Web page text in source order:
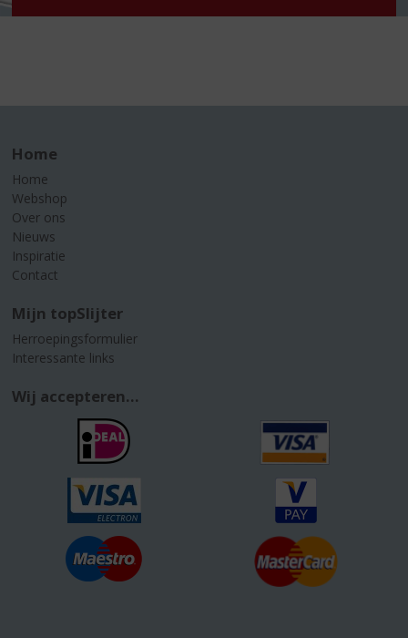
Home
Home
Webshop
Over ons
Nieuws
Inspiratie
Contact
Mijn topSlijter
Herroepingsformulier
Interessante links
Wij accepteren...